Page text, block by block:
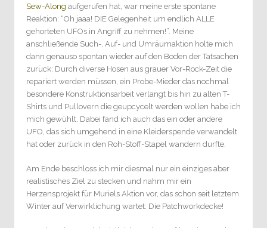
Sew-Along aufgerufen hat, war meine erste spontane
Reaktion: “Oh jaaa! DIE Gelegenheit um endlich ALLE
gehorteten UFOs in Angriff zu nehmen!”. Meine
anschließende Such-, Auf- und Umräumaktion holte mich
dann genauso spontan wieder auf den Boden der Tatsachen
zurück: Durch diverse Hosen aus grauer Vor-Rock-Zeit die
repariert werden müssen, ein Probe-Mieder das nochmal
besondere Konstruktionsarbeit verlangt bis hin zu alten T-
Shirts und Pullovern die geupcycelt werden wollen habe ich
mich gewühlt. Dabei fand ich auch das ein oder andere
UFO, das sich umgehend in eine Kleiderspende verwandelt
hat oder zurück in den Roh-Stoff-Stapel wandern durfte.
Am Ende beschloss ich mir diesmal nur ein einziges aber
realistisches Ziel zu stecken und nahm mir ein
Herzensprojekt für Muriels Aktion vor, das schon seit letztem
Winter auf Verwirklichung wartet: Die Patchworkdecke!